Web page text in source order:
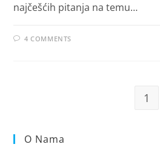
najčešćih pitanja na temu…
4 COMMENTS
1
O Nama